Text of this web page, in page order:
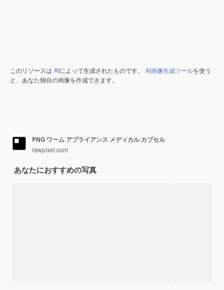
このリソースは AIによって生成されたものです。 AI画像生成ツールを使う
と、あなた独自の画像を作成できます。
PNG ワーム アプライアンス メディカル カプセル
rawpixel.com
あなたにおすすめの写真